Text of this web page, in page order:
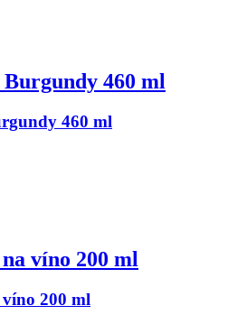
460 ml
460 ml
víno 200 ml
200 ml